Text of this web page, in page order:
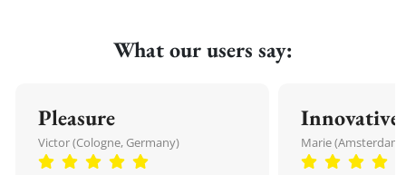
What our users say:
Pleasure
Victor (Cologne, Germany)
Innovative
Marie